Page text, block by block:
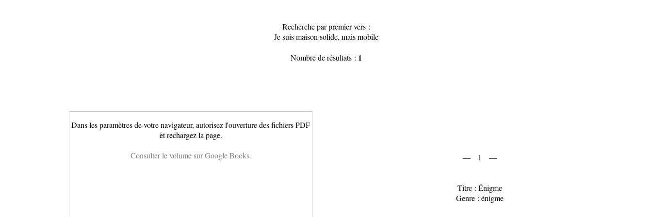
Recherche par premier vers :
Je suis maison solide, mais mobile
Nombre de résultats : 1
Dans les paramètres de votre navigateur, autorisez l'ouverture des fichiers PDF
et rechargez la page.
Consulter le volume sur Google Books.
— 1 —
Titre : Énigme
Genre : énigme